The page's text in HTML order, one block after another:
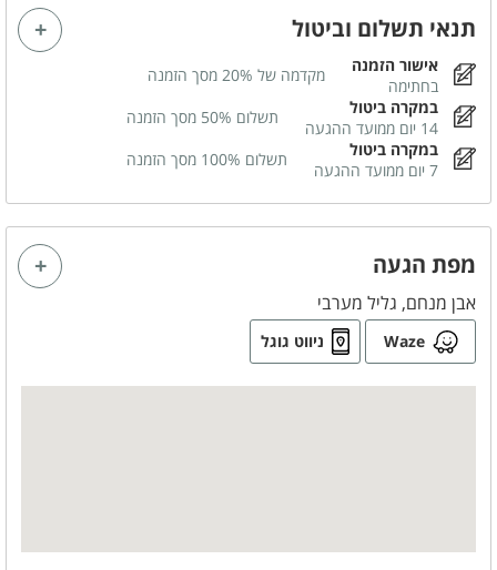
שבתות חתן
משחקי שולחן
שולחן סנוקר
שולחן פינג פונג
שולחן כדורגל
לציבור הדתי
פלטה
מיחם
תה
תנאי תשלום וביטול
אישור הזמנה
בחתימה
מקדמה של 20% מסך הזמנה
במקרה ביטול
14 יום ממועד ההגעה
תשלום 50% מסך הזמנה
במקרה ביטול
7 יום ממועד ההגעה
תשלום 100% מסך הזמנה
מפת הגעה
אבן מנחם, גליל מערבי
Waze ניווט גוגל